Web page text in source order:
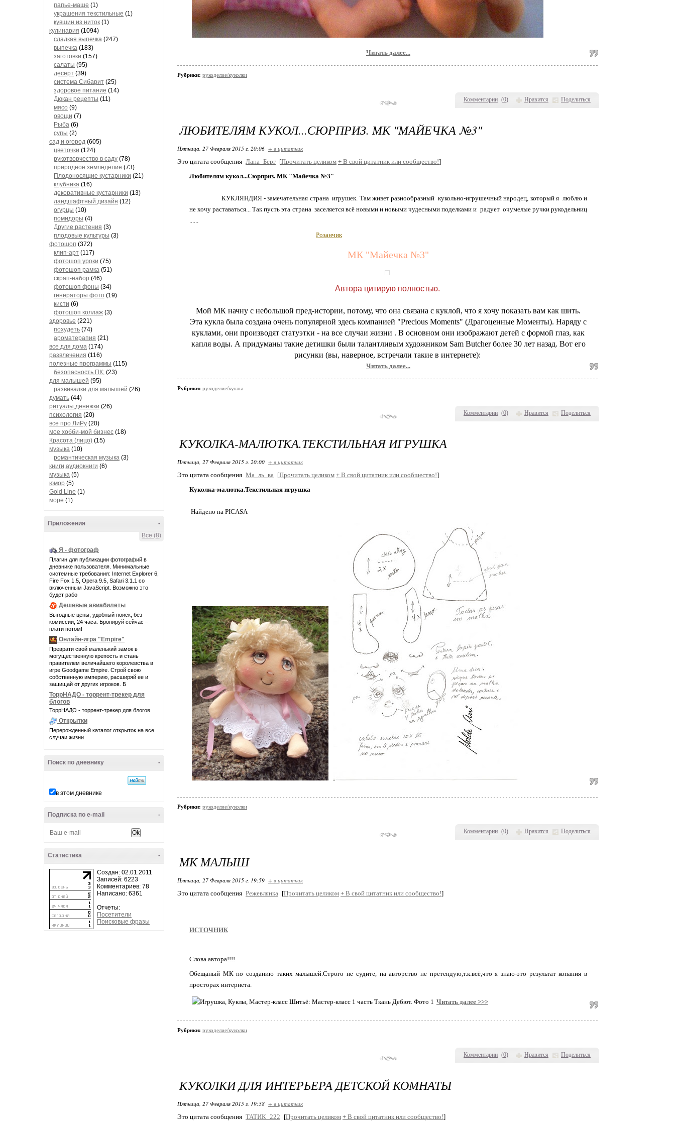
папье-маше (1)
украшения текстильные (1)
кувшин из ниток (1)
кулинария (1094)
сладкая выпечка (247)
выпечка (183)
заготовки (157)
салаты (95)
десерт (39)
система Сибарит (25)
здоровое питание (14)
Дюкан рецепты (11)
мясо (9)
овощи (7)
Рыба (6)
супы (2)
сад и огород (605)
цветочки (124)
рукотворчество в саду (78)
природное земледелие (73)
Плодоносящие кустарники (21)
клубника (16)
декоративные кустарники (13)
ландшафтный дизайн (12)
огурцы (10)
помидоры (4)
Другие растения (3)
плодовые культуры (3)
фотошоп (372)
клип-арт (117)
фотошоп уроки (75)
фотошоп рамка (51)
скрап-набор (46)
фотошоп фоны (34)
генераторы фото (19)
кисти (6)
фотошоп коллаж (3)
здоровье (221)
похудеть (74)
ароматерапия (21)
все для дома (174)
развлечения (116)
полезные программы (115)
безопасность ПК; (23)
для малышей (95)
развивалки для малышей (26)
думать (44)
ритуалы,денежки (26)
психология (20)
все про ЛиРу (20)
мое хобби-мой бизнес (18)
Красота (лицо) (15)
музыка (10)
романтическая музыка (3)
книги,аудиокниги (6)
музыка (5)
юмор (5)
Gold Line (1)
море (1)
-
Приложения
Все (8)
Я - фотограф
Плагин для публикации фотографий в
дневнике пользователя. Минимальные
системные требования: Internet Explorer 6,
Fire Fox 1.5, Opera 9.5, Safari 3.1.1 со
включенным JavaScript. Возможно это
будет рабо
Дешевые авиабилеты
Выгодные цены, удобный поиск, без
комиссии, 24 часа. Бронируй сейчас –
плати потом!
Онлайн-игра "Empire"
Преврати свой маленький замок в
могущественную крепость и стань
правителем величайшего королевства в
игре Goodgame Empire. Строй свою
собственную империю, расширяй ее и
защищай от других игроков. Б
ТоррНАДО - торрент-трекер для
блогов
ТоррНАДО - торрент-трекер для блогов
Открытки
Перерожденный каталог открыток на все
случаи жизни
-
Поиск по дневнику
в этом дневнике
-
Подписка по e-mail
-
Статистика
Создан: 02.01.2011
Записей: 6223
Комментариев: 78
Написано: 6361
Отчеты:
Посетители
Поисковые фразы
Комментарии (0) Нравится Поделиться
Читать далее...
Рубрики: рукоделие/куколки
Комментарии (0) Нравится Поделиться
ЛЮБИТЕЛЯМ КУКОЛ...СЮРПРИЗ. МК "МАЙЕЧКА №3"
Пятница, 27 Февраля 2015 г. 20:06 + в цитатник
Это цитата сообщения Лана_Берг [Прочитать целиком + В свой цитатник или сообщество!]
Любителям кукол...Сюрприз. МК "Майечка №3"
КУКЛЯНДИЯ - замечательная страна игрушек. Там живет разнообразный кукольно-игрушечный народец, который я люблю и
не хочу раставаться... Так пусть эта страна заселяется всё новыми и новыми чудесными поделками и радует очумелые ручки рукодельниц
......
Розанчик
МК "Майечка №3"
Автора цитирую полностью.
Мой МК начну с небольшой пред-истории, потому, что она связана с куклой, что я хочу показать вам как шить.
Эта кукла была создана очень популярной здесь компанией "Precious Moments" (Драгоценные Моменты). Наряду с
куклами, они производят статуэтки - на все случаи жизни . В основном они изображают детей с формой глаз, как
капля воды. А придуманы такие детишки были талантливым художником Sam Butcher более 30 лет назад. Вот его
рисунки (вы, наверное, встречали такие в интернете):
Читать далее...
Рубрики: рукоделие/куклы
Комментарии (0) Нравится Поделиться
КУКОЛКА-МАЛЮТКА.ТЕКСТИЛЬНАЯ ИГРУШКА
Пятница, 27 Февраля 2015 г. 20:00 + в цитатник
Это цитата сообщения Ма_ль_ва [Прочитать целиком + В свой цитатник или сообщество!]
Куколка-малютка.Текстильная игрушка
Найдено на PICASA
Рубрики: рукоделие/куколки
Комментарии (0) Нравится Поделиться
МК МАЛЫШ
Пятница, 27 Февраля 2015 г. 19:59 + в цитатник
Это цитата сообщения Режевлянка [Прочитать целиком + В свой цитатник или сообщество!]
ИСТОЧНИК
Слова автора!!!!
Обещаный МК по созданию таких малышей.Строго не судите, на авторство не претендую,т.к.всё,что я знаю-это результат копания в
просторах интернета.
Читать далее >>>
Рубрики: рукоделие/куколки
КУКОЛКИ ДЛЯ ИНТЕРЬЕРА ДЕТСКОЙ КОМНАТЫ
Пятница, 27 Февраля 2015 г. 19:58 + в цитатник
Это цитата сообщения ТАТИК_222 [Прочитать целиком + В свой цитатник или сообщество!]